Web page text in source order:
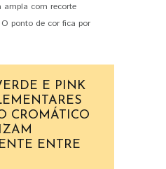
ampla com recorte
ponto de cor fica por
E PINK
CROMÁTICO
ENTRE